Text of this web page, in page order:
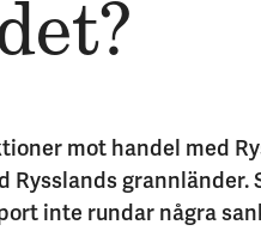
mot handel med
Rysslands grannländer.
inte rundar några